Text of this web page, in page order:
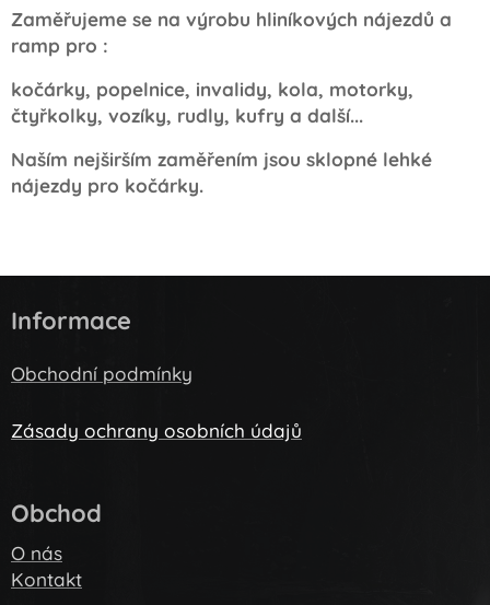
Zaměřujeme se na výrobu hliníkových nájezdů a
ramp pro :
kočárky, popelnice, invalidy, kola, motorky,
čtyřkolky, vozíky, rudly, kufry a další...
Naším nejširším zaměřením jsou sklopné lehké
nájezdy pro kočárky.
Informace
Obchodní podmínky
Zásady ochrany osobních údajů
Obchod
O nás
Kontakt